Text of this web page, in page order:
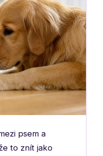
psem a
to znít jako